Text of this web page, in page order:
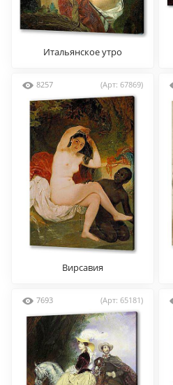
Итальянское утро
8257 (Арт: 67869)
Вирсавия
7693 (Арт: 65181)